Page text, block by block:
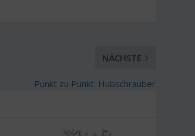
NÄCHSTE
Punkt zu Punkt: Hubschrauber